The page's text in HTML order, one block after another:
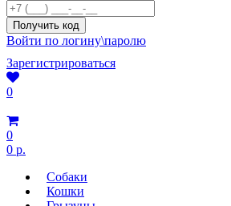
Войти по логину\паролю
Зарегистрироваться
0
0
0 р.
Собаки
Кошки